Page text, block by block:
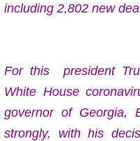
including 2,802 new
For this president
White House
governor of Georgia,
strongly, with his